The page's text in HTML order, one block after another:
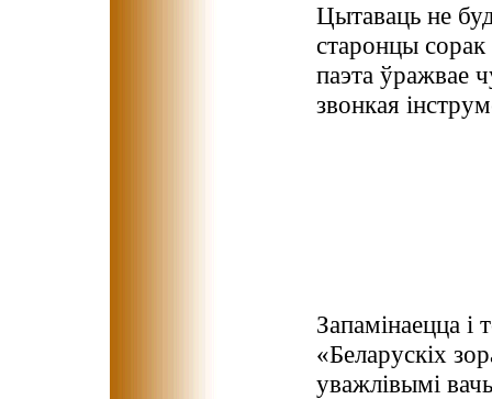
Цытаваць не
старонцы
паэта ўражвае
звонкая
Запамінаецца і
«Беларускіх
уважлівымі